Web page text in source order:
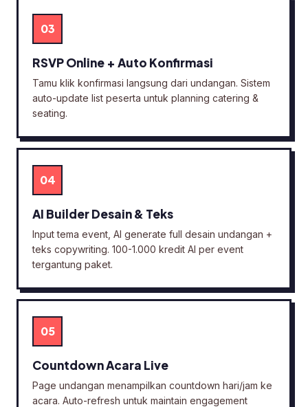
03
RSVP Online + Auto Konfirmasi
Tamu klik konfirmasi langsung dari undangan. Sistem
auto-update list peserta untuk planning catering &
seating.
04
AI Builder Desain & Teks
Input tema event, AI generate full desain undangan +
teks copywriting. 100-1.000 kredit AI per event
tergantung paket.
05
Countdown Acara Live
Page undangan menampilkan countdown hari/jam ke
acara. Auto-refresh untuk maintain engagement